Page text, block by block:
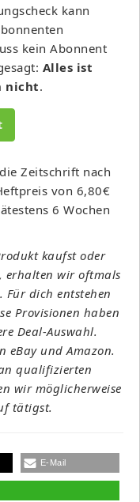
kann
kein Abonnent
Alles ist
nicht.
Zeitschrift nach
von 6,80€
6 Wochen
kaufst oder
erhalten wir oftmals
Für dich entstehen
Provisionen haben
Deal-Auswahl.
eBay und Amazon.
qualifizierten
wir möglicherweise
tätigst.
E-Mail